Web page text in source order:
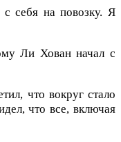
себя на повозку. Я
Ли Хован начал с
что вокруг стало
что все, включая